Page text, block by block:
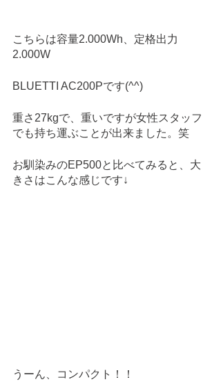
こちらは容量2.000Wh、定格出力
2.000W
BLUETTI AC200Pです(^^)
重さ27kgで、重いですが女性スタッフ
でも持ち運ぶことが出来ました。笑
お馴染みのEP500と比べてみると、大
きさはこんな感じです↓
うーん、コンパクト！！